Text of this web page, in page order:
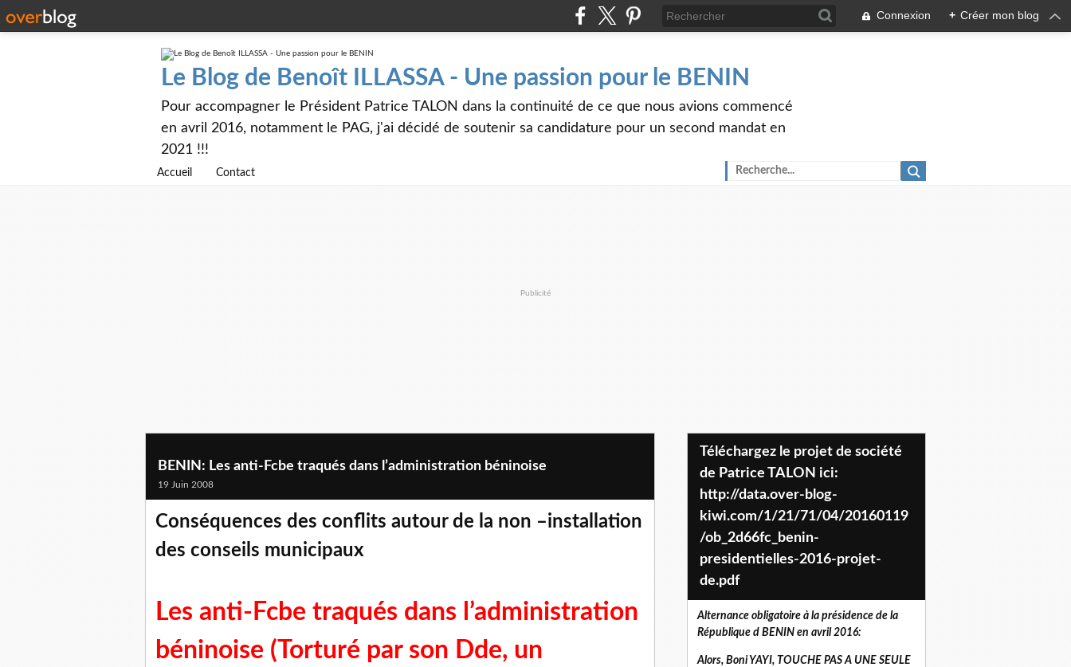
Connexion + Créer mon blog
Le Blog de Benoît ILLASSA - Une passion pour le BENIN
Pour accompagner le Président Patrice TALON dans la continuité de ce que nous avions commencé
en avril 2016, notamment le PAG, j'ai décidé de soutenir sa candidature pour un second mandat en
2021 !!!
Accueil Contact
Publicité
BENIN: Les anti-Fcbe traqués dans l’administration béninoise
19 Juin 2008
Conséquences des conflits autour de la non –installation
des conseils municipaux
Les anti-Fcbe traqués dans l’administration
béninoise (Torturé par son Dde, un
Téléchargez le projet de société
de Patrice TALON ici:
http://data.over-blog-
kiwi.com/1/21/71/04/20160119
/ob_2d66fc_benin-
presidentielles-2016-projet-
de.pdf
Alternance obligatoire à la présidence de la
République d BENIN en avril 2016:
Alors, Boni YAYI, TOUCHE PAS A UNE SEULE